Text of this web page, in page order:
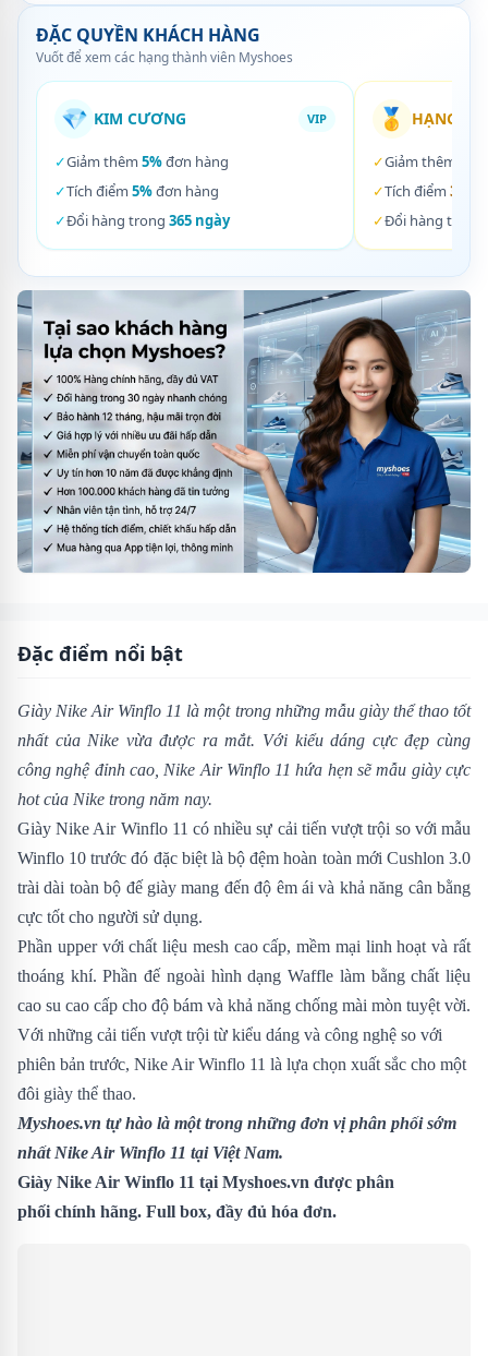
ĐẶC QUYỀN KHÁCH HÀNG
Vuốt để xem các hạng thành viên Myshoes
💎 KIM CƯƠNG VIP
✓Giảm thêm 5%đơn hàng
✓Tích điểm 5%đơn hàng
✓Đổi hàng trong 365 ngày
🥇 HẠNG
✓Giảm thêm
✓Tích điểm 3%
✓Đổi hàng trong
Đặc điểm nổi bật
Giày Nike Air Winflo 11 là một trong những mẫu giày thể thao tốt
nhất của Nike vừa được ra mắt. Với kiểu dáng cực đẹp cùng
công nghệ đỉnh cao, Nike Air Winflo 11 hứa hẹn sẽ mẫu giày cực
hot của Nike trong năm nay.
Giày Nike Air Winflo 11 có nhiều sự cải tiến vượt trội so với mẫu
Winflo 10 trước đó đặc biệt là bộ đệm hoàn toàn mới Cushlon 3.0
trài dài toàn bộ đế giày mang đến độ êm ái và khả năng cân bằng
cực tốt cho người sử dụng.
Phần upper với chất liệu mesh cao cấp, mềm mại linh hoạt và rất
thoáng khí. Phần đế ngoài hình dạng Waffle làm bằng chất liệu
cao su cao cấp cho độ bám và khả năng chống mài mòn tuyệt vời.
Với những cải tiến vượt trội từ kiểu dáng và công nghệ so với
phiên bản trước, Nike Air Winflo 11 là lựa chọn xuất sắc cho một
đôi giày thể thao.
Myshoes.vn tự hào là một trong những đơn vị phân phối sớm
nhất Nike Air Winflo 11 tại Việt Nam.
Giày Nike Air Winflo 11 tại Myshoes.vn được phân
phối chính hãng. Full box, đầy đủ hóa đơn.